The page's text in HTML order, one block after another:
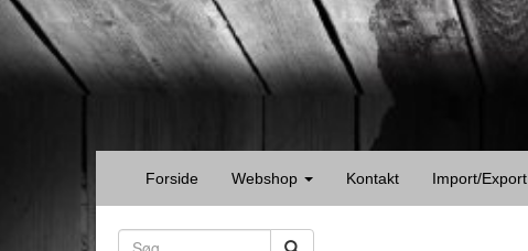
Forside Webshop Kontakt Import/Export